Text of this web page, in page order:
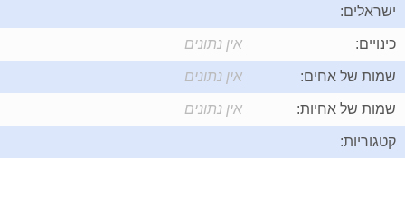
ישראלים:
כינויים: אין נתונים
שמות של אחים: אין נתונים
שמות של אחיות: אין נתונים
קטגוריות: